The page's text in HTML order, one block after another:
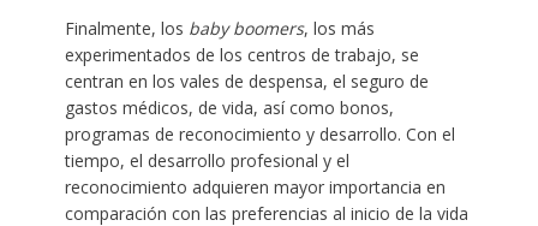
Finalmente, los baby boomers, los más
experimentados de los centros de trabajo, se
centran en los vales de despensa, el seguro de
gastos médicos, de vida, así como bonos,
programas de reconocimiento y desarrollo. Con el
tiempo, el desarrollo profesional y el
reconocimiento adquieren mayor importancia en
comparación con las preferencias al inicio de la vida